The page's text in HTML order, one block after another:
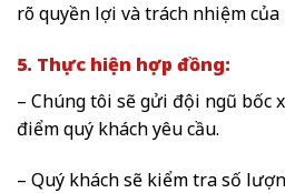
rõ quyền lợi và trách nhiệm
5. Thực hiện hợp đồng:
– Chúng tôi sẽ gửi đội ngũ bốc
điểm quý khách yêu cầu.
– Quý khách sẽ kiểm tra số